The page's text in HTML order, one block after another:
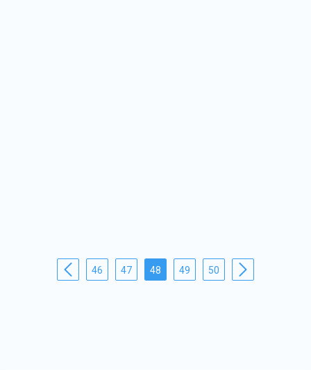
46 47 48 49 50